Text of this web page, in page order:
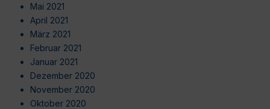
Mai 2021
April 2021
März 2021
Februar 2021
Januar 2021
Dezember 2020
November 2020
Oktober 2020